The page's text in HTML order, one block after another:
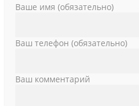
Ваше имя (обязательно)
Ваш телефон (обязательно)
Ваш комментарий